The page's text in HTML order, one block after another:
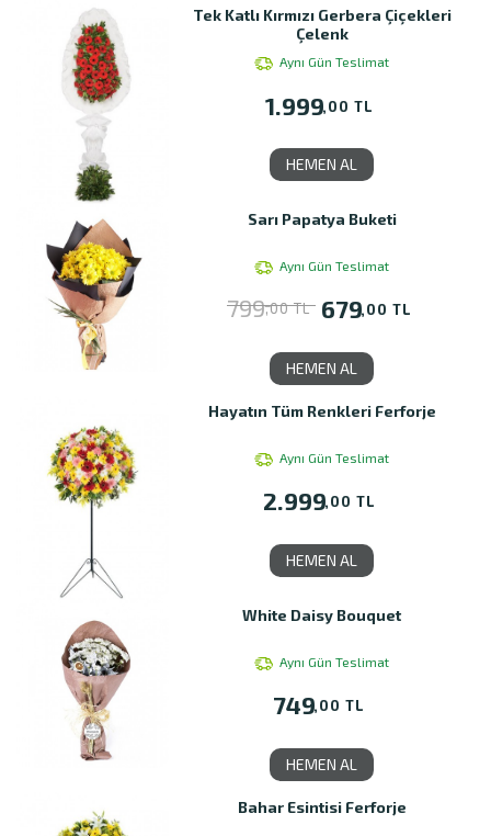
Tek Katlı Kırmızı Gerbera Çiçekleri
Çelenk
Aynı Gün Teslimat
1.999,00 TL
HEMEN AL
Sarı Papatya Buketi
Aynı Gün Teslimat
799,00 TL 679,00 TL
HEMEN AL
Hayatın Tüm Renkleri Ferforje
Aynı Gün Teslimat
2.999,00 TL
HEMEN AL
White Daisy Bouquet
Aynı Gün Teslimat
749,00 TL
HEMEN AL
Bahar Esintisi Ferforje